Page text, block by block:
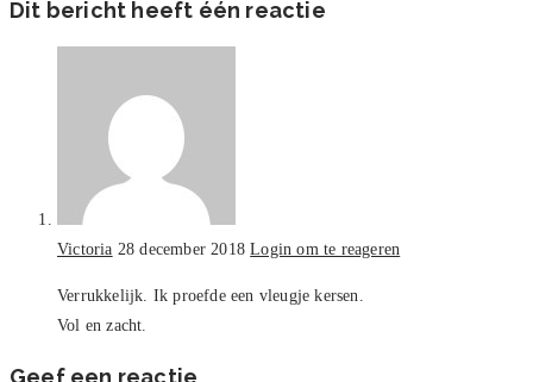
Dit bericht heeft één reactie
Victoria 28 december 2018 Login om te reageren
Verrukkelijk. Ik proefde een vleugje kersen.
Vol en zacht.
Geef een reactie